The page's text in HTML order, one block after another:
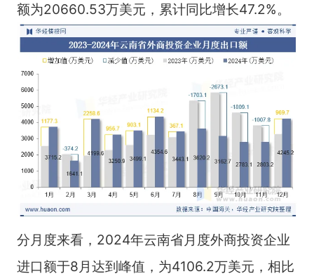
额为20660.53万美元，累计同比增长47.2%。
分月度来看，2024年云南省月度外商投资企业
进口额于8月达到峰值，为4106.2万美元，相比